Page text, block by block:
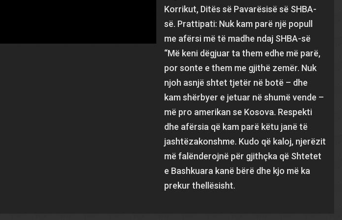
Korrikut, Ditës së Pavarësisë së SHBA-
së. Prattipati: Nuk kam parë një popull
me afërsi më të madhe ndaj SHBA-së
“Më keni dëgjuar ta them edhe më parë,
por sonte e them me gjithë zemër. Nuk
njoh asnjë shtet tjetër në botë – dhe
kam shërbyer e jetuar në shumë vende –
më pro amerikan se Kosova. Respekti
dhe afërsia që kam parë këtu janë të
jashtëzakonshme. Kudo që kaloj, njerëzit
më falënderojnë për gjithçka që Shtetet
e Bashkuara kanë bërë dhe kjo më ka
prekur thellësisht.